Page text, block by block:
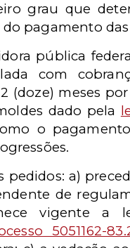
grau que
do pagamento
pública
com
(doze) meses
dado pela
o
pedidos: a)
de
vigente a
5051162-